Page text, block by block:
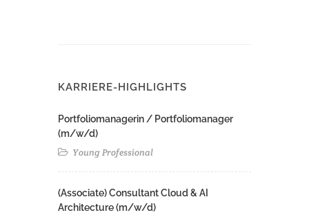
KARRIERE-HIGHLIGHTS
Portfoliomanagerin / Portfoliomanager
(m/w/d)
Young Professional
(Associate) Consultant Cloud & AI
Architecture (m/w/d)​ ​